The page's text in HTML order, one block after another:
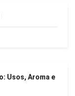
Usos, Aroma e